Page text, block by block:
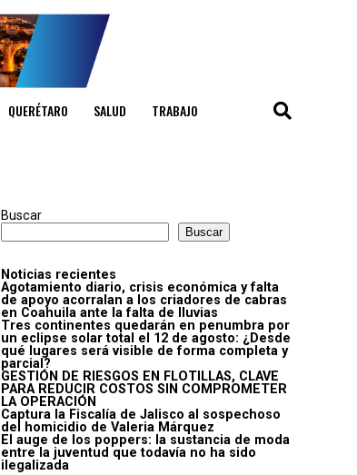
QUERÉTARO SALUD TRABAJO
Buscar
Buscar
Noticias recientes
Agotamiento diario, crisis económica y falta
de apoyo acorralan a los criadores de cabras
en Coahuila ante la falta de lluvias
Tres continentes quedarán en penumbra por
un eclipse solar total el 12 de agosto: ¿Desde
qué lugares será visible de forma completa y
parcial?
GESTIÓN DE RIESGOS EN FLOTILLAS, CLAVE
PARA REDUCIR COSTOS SIN COMPROMETER
LA OPERACIÓN
Captura la Fiscalía de Jalisco al sospechoso
del homicidio de Valeria Márquez
El auge de los poppers: la sustancia de moda
entre la juventud que todavía no ha sido
ilegalizada